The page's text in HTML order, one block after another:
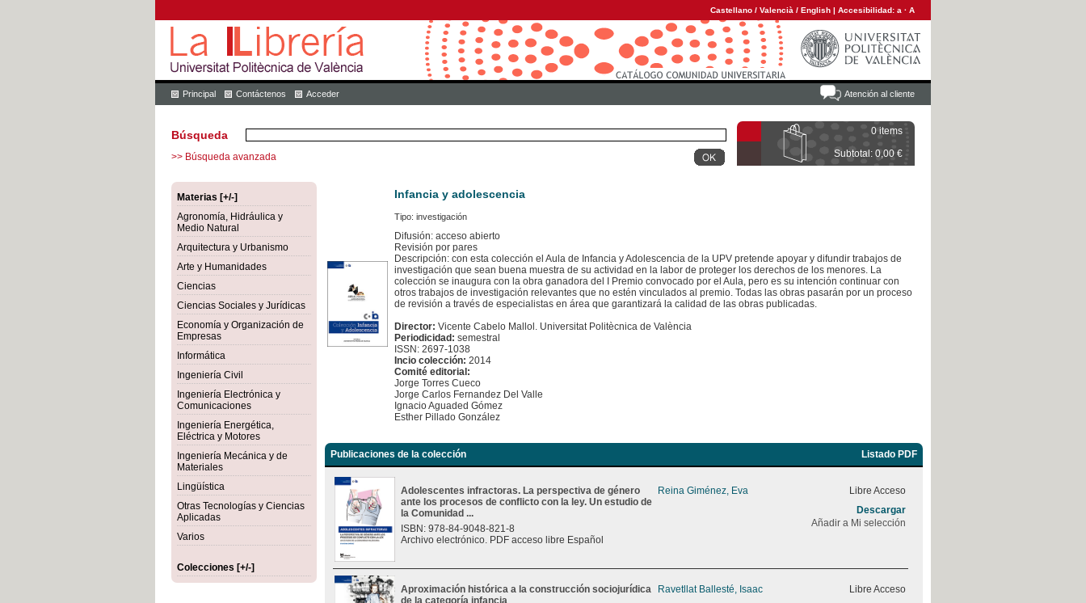
Castellano / Valencià / English | Accesibilidad: a · A
Atención al cliente
Principal Contáctenos Acceder
0 items
Subtotal: 0,00 €
Búsqueda
>> Búsqueda avanzada
Materias [+/-]
Agronomía, Hidráulica y
Medio Natural
Arquitectura y Urbanismo
Arte y Humanidades
Ciencias
Ciencias Sociales y Jurídicas
Economía y Organización de
Empresas
Informática
Ingeniería Civil
Ingeniería Electrónica y
Comunicaciones
Ingeniería Energética,
Eléctrica y Motores
Ingeniería Mecánica y de
Materiales
Lingüística
Otras Tecnologías y Ciencias
Aplicadas
Varios
Colecciones [+/-]
Infancia y adolescencia
Tipo: investigación
Difusión: acceso abierto
Revisión por pares
Descripción: con esta colección el Aula de Infancia y Adolescencia de la UPV pretende apoyar y difundir trabajos de
investigación que sean buena muestra de su actividad en la labor de proteger los derechos de los menores. La
colección se inaugura con la obra ganadora del I Premio convocado por el Aula, pero es su intención continuar con
otros trabajos de investigación relevantes que no estén vinculados al premio. Todas las obras pasarán por un proceso
de revisión a través de especialistas en área que garantizará la calidad de las obras publicadas.
Director: Vicente Cabelo Mallol. Universitat Politècnica de València
Periodicidad: semestral
ISSN: 2697-1038
Incio colección: 2014
Comité editorial:
Jorge Torres Cueco
Jorge Carlos Fernandez Del Valle
Ignacio Aguaded Gómez
Esther Pillado González
Publicaciones de la colección Listado PDF
Adolescentes infractoras. La perspectiva de género
ante los procesos de conflicto con la ley. Un estudio de
la Comunidad ...
ISBN: 978-84-9048-821-8
Archivo electrónico. PDF acceso libre Español
Reina Giménez, Eva
Libre Acceso
Descargar
Añadir a Mi selección
Aproximación histórica a la construcción sociojurídica
de la categoría infancia
Ravetllat Ballesté, Isaac
Libre Acceso